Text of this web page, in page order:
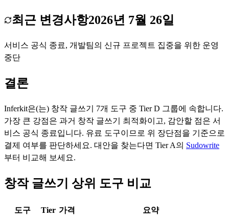
최근 변경사항2026년 7월 26일
서비스 공식 종료, 개발팀의 신규 프로젝트 집중을 위한 운영
중단
결론
Inferkit은(는) 창작 글쓰기 7개 도구 중 TierD 그룹에 속합니다.
가장 큰 강점은 과거 창작 글쓰기 최적화이고, 감안할 점은 서
비스 공식 종료입니다. 유료 도구이므로 위 장단점을 기준으로
결제 여부를 판단하세요. 대안을 찾는다면 TierA의 Sudowrite
부터 비교해 보세요.
창작 글쓰기 상위 도구 비교
도구 Tier 가격 요약